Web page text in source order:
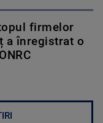
firmelor
a înregistrat o